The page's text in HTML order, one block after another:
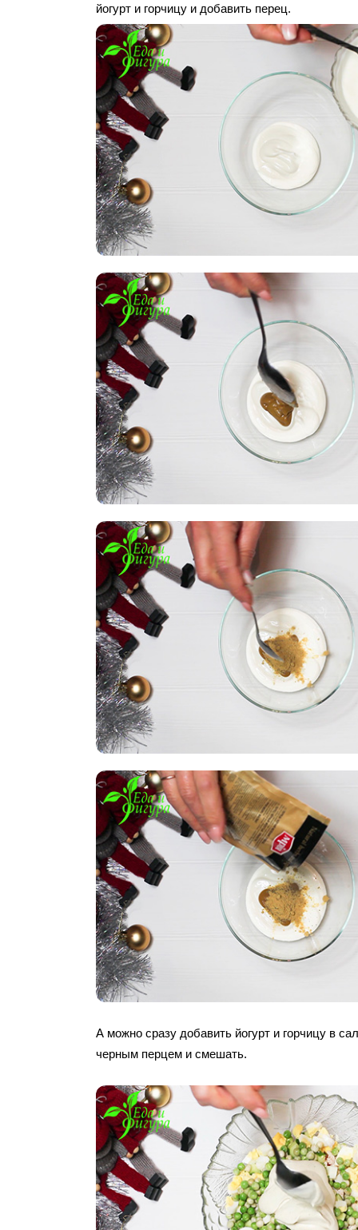
йогурт и горчицу и добавить перец.
А можно сразу добавить йогурт и горчицу в
черным перцем и смешать.